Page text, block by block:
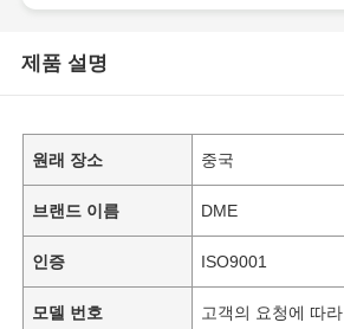
제품 설명
원래 장소 중국
브랜드 이름 DME
인증 ISO9001
모델 번호 고객의 요청에 따라